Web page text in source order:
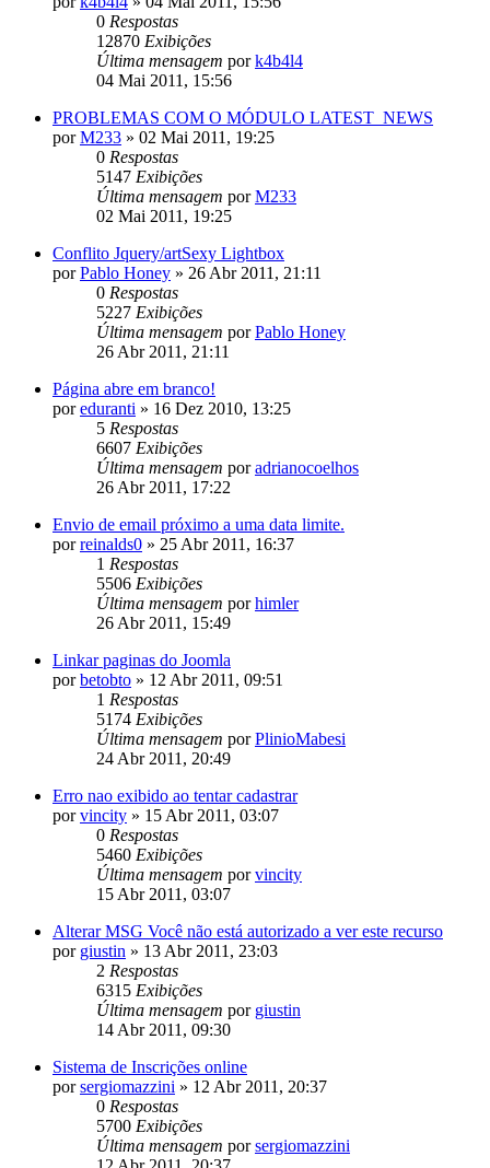
0 Respostas
12870 Exibições
Última mensagem pork4b4l4
04 Mai 2011, 15:56
PROBLEMAS COM O MÓDULO LATEST_NEWS
porM233 » 02 Mai 2011, 19:25
0 Respostas
5147 Exibições
Última mensagem porM233
02 Mai 2011, 19:25
Conflito Jquery/artSexy Lightbox
porPablo Honey » 26 Abr 2011, 21:11
0 Respostas
5227 Exibições
Última mensagem porPablo Honey
26 Abr 2011, 21:11
Página abre em branco!
poreduranti » 16 Dez 2010, 13:25
5 Respostas
6607 Exibições
Última mensagem poradrianocoelhos
26 Abr 2011, 17:22
Envio de email próximo a uma data limite.
porreinalds0 » 25 Abr 2011, 16:37
1 Respostas
5506 Exibições
Última mensagem porhimler
26 Abr 2011, 15:49
Linkar paginas do Joomla
porbetobto » 12 Abr 2011, 09:51
1 Respostas
5174 Exibições
Última mensagem porPlinioMabesi
24 Abr 2011, 20:49
Erro nao exibido ao tentar cadastrar
porvincity » 15 Abr 2011, 03:07
0 Respostas
5460 Exibições
Última mensagem porvincity
15 Abr 2011, 03:07
Alterar MSG Você não está autorizado a ver este recurso
por giustin » 13 Abr 2011, 23:03
2 Respostas
6315 Exibições
Última mensagem por giustin
14 Abr 2011, 09:30
Sistema de Inscrições online
porsergiomazzini » 12 Abr 2011, 20:37
0 Respostas
5700 Exibições
Última mensagem porsergiomazzini